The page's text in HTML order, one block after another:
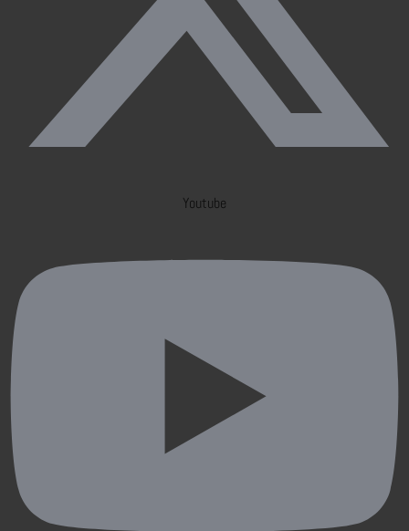
Youtube